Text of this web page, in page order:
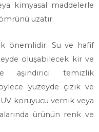
kimyasal maddelerle
uzatır.
önemlidir. Su ve hafif
oluşabilecek kir ve
temizlik
yüzeyde çizik ve
koruyucu vernik veya
ürünün renk ve